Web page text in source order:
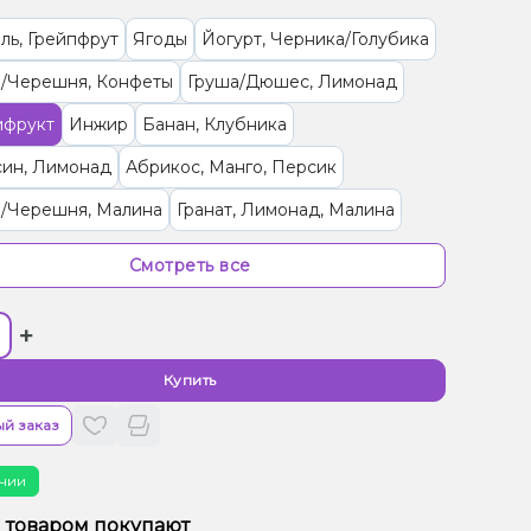
Грейпфрут Ягоды
Йогурт, Черника/Голубика
Черешня, Конфеты
Груша/Дюшес, Лимонад
Инжир
Банан, Клубника
Лимонад
Абрикос, Манго, Персик
Черешня, Малина
Гранат, Лимонад, Малина
Папайя
Ананас, Манго, Маракуйя, Печенье
Яблоко
Бузина, Лайм
Ваниль, Кола
(фруктовая)
Виноград, Слива, Энергетик
Апельсин, Манго
Мороженое
Смотреть все
+
Купить
заказ
товаром покупают